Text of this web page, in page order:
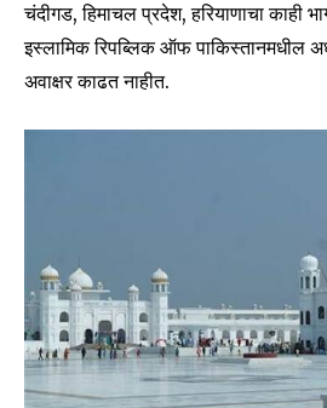
चंदीगड, हिमाचल प्रदेश, हरियाणाचा काही
इस्लामिक रिपब्लिक ऑफ पाकिस्तानमधील
अवाक्षर काढत नाहीत.